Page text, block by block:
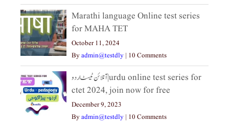
Marathi language Online test series
for MAHA TET
October 11, 2024
Byadmin@testdly | 10 Comments
آنلائن ٹیسٹ اردو|urdu online test series for
ctet 2024, join now for free
December 9, 2023
Byadmin@testdly | 10 Comments